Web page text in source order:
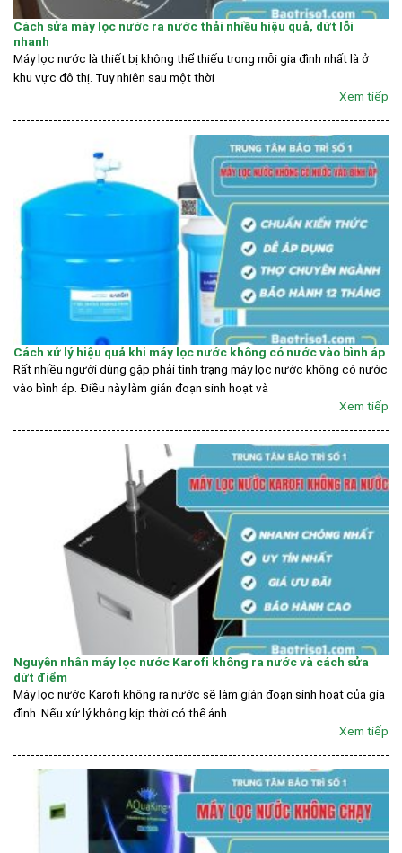
Cách sửa máy lọc nước ra nước thải nhiều hiệu quả, dứt lỗi
nhanh
Máy lọc nước là thiết bị không thể thiếu trong mỗi gia đình nhất là ở
khu vực đô thị. Tuy nhiên sau một thời
Xem tiếp
Cách xử lý hiệu quả khi máy lọc nước không có nước vào bình áp
Rất nhiều người dùng gặp phải tình trạng máy lọc nước không có nước
vào bình áp. Điều này làm gián đoạn sinh hoạt và
Xem tiếp
Nguyên nhân máy lọc nước Karofi không ra nước và cách sửa
dứt điểm
Máy lọc nước Karofi không ra nước sẽ làm gián đoạn sinh hoạt của gia
đình. Nếu xử lý không kịp thời có thể ảnh
Xem tiếp